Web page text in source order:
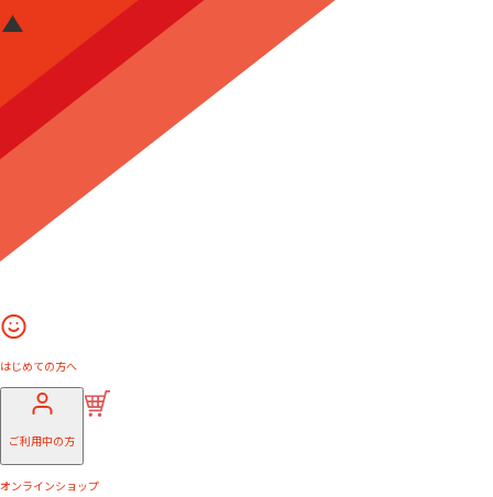
はじめての方へ
ご利用中の方
オンラインショップ